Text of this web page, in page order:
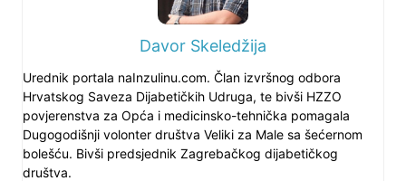
Davor Skeledžija
Urednik portala naInzulinu.com. Član izvršnog odbora
Hrvatskog Saveza Dijabetičkih Udruga, te bivši HZZO
povjerenstva za Opća i medicinsko-tehnička pomagala
Dugogodišnji volonter društva Veliki za Male sa šećernom
bolešću. Bivši predsjednik Zagrebačkog dijabetičkog
društva.